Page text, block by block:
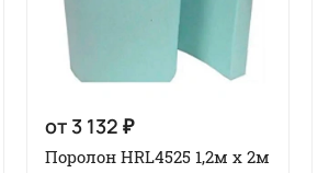
от 3 132 ₽
Поролон HRL4525 1,2м x 2м